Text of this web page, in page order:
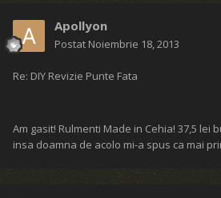
Apollyon
Postat Noiembrie 18, 2013
Re: DIY Revizie Punte Fata
Am gasit! Rulmenti Made in Cehia! 37,5 lei
insa doamna de acolo mi-a spus ca mai